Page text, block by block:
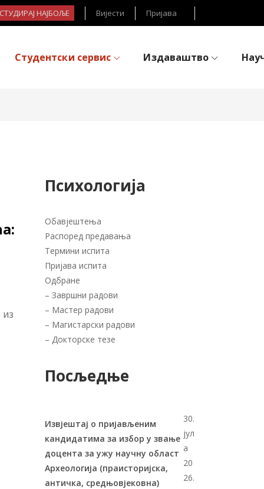
НАЈБОЉЕ Вијести Пријава
Студентски сервис Издаваштво
Психологија
Обавјештења
Распоред предавања
Термини испита
Пријава испита
Одбране
– Завршни радови
– Мастер радови
– Магистарски радови
– Докторске тезе
Посљедње
Извјештај о пријављеним
кандидатима за избор у звање
доцента за ужу научну област
Археологија (праисторијска,
античка, средњовјековна)
30.
јул
а
20
26.